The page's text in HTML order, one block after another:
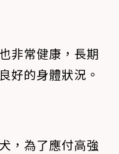
非常健康，長期
好的身體狀況。
，為了應付高強